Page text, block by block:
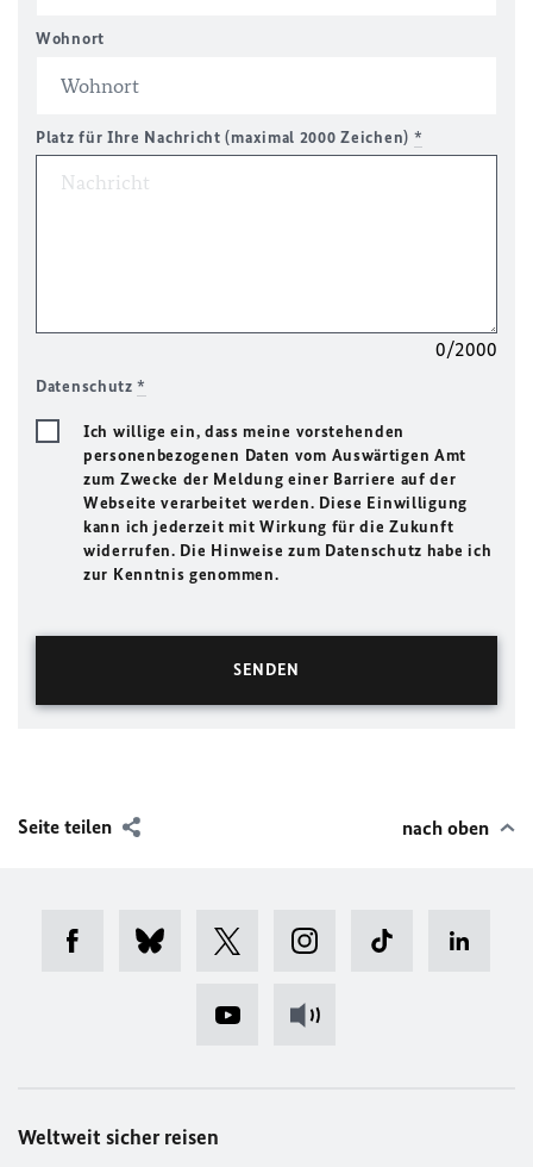
Wohnort
Platz für Ihre Nachricht (maximal 2000 Zeichen) *
0/2000
Datenschutz*
Ich willige ein, dass meine vorstehenden
personenbezogenen Daten vom Auswärtigen Amt
zum Zwecke der Meldung einer Barriere auf der
Webseite verarbeitet werden. Diese Einwilligung
kann ich jederzeit mit Wirkung für die Zukunft
widerrufen. Die Hinweise zum Datenschutz habe ich
zur Kenntnis genommen.
Seite teilen nach oben
Weltweit sicher reisen